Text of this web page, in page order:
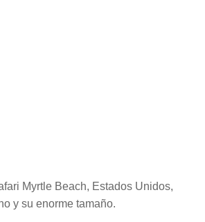
Myrtle Beach, Estados Unidos,
y su enorme tamaño.